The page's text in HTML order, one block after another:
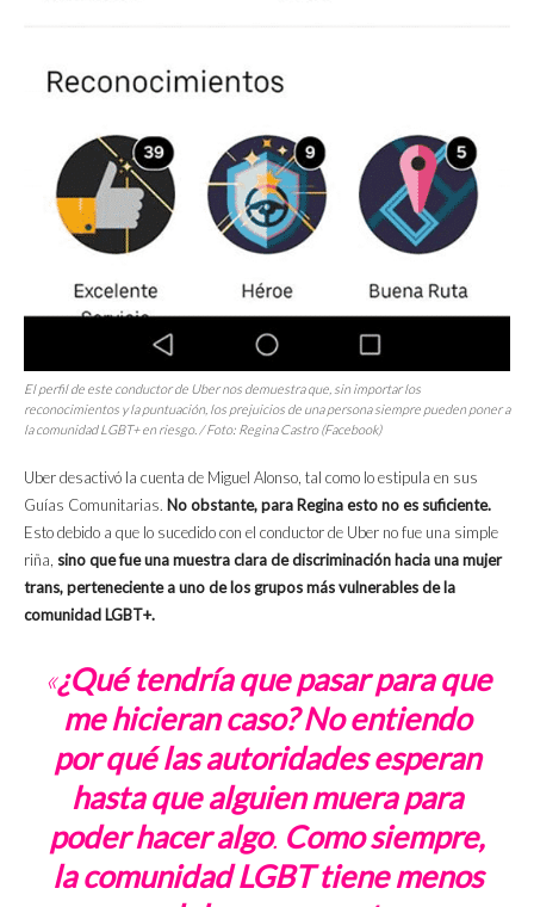
El perfil de este conductor de Uber nos demuestra que, sin importar los
reconocimientos y la puntuación, los prejuicios de una persona siempre pueden poner a
la comunidad LGBT+ en riesgo. / Foto: Regina Castro (Facebook)
Uber desactivó la cuenta de Miguel Alonso, tal como lo estipula en sus
Guías Comunitarias. No obstante, para Regina esto no es suficiente.
Esto debido a que lo sucedido con el conductor de Uber no fue una simple
riña, sino que fue una muestra clara de discriminación hacia una mujer
trans, perteneciente a uno de los grupos más vulnerables de la
comunidad LGBT+.
«¿Qué tendría que pasar para que
me hicieran caso? No entiendo
por qué las autoridades esperan
hasta que alguien muera para
poder hacer algo. Como siempre,
la comunidad LGBT tiene menos